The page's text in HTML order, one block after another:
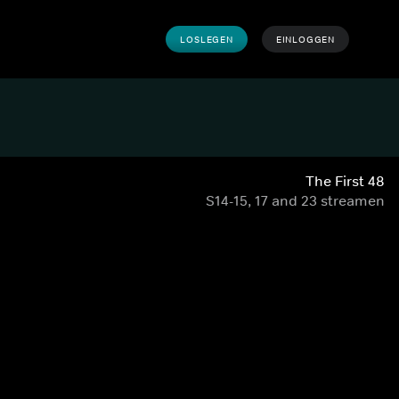
LOSLEGEN EINLOGGEN
The First 48
S14-15, 17 and 23 streamen